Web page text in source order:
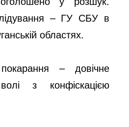
– ГУ СБУ в
областях.
– довічне
з конфіскацією